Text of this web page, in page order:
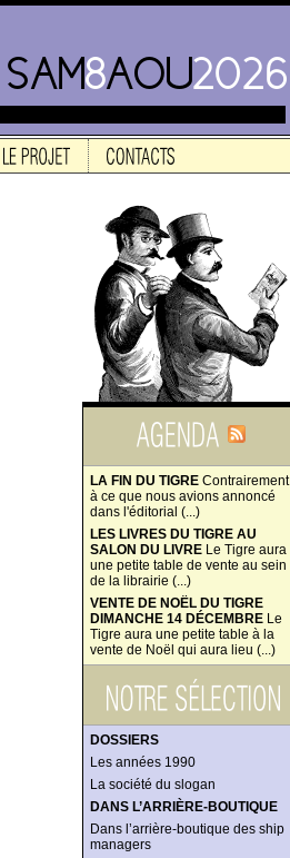
LA FIN DU TIGRE Contrairement
à ce que nous avions annoncé
dans l'éditorial (...)
LES LIVRES DU TIGRE AU
SALON DU LIVRE Le Tigre aura
une petite table de vente au sein
de la librairie (...)
VENTE DE NOËL DU TIGRE
DIMANCHE 14 DÉCEMBRE Le
Tigre aura une petite table à la
vente de Noël qui aura lieu (...)
DOSSIERS
Les années 1990
La société du slogan
DANS L’ARRIÈRE-BOUTIQUE
Dans l’arrière-boutique des ship
managers